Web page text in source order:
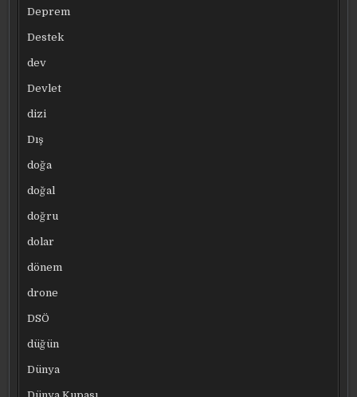
Deprem
Destek
dev
Devlet
dizi
Dış
doğa
doğal
doğru
dolar
dönem
drone
DSÖ
düğün
Dünya